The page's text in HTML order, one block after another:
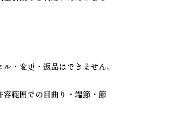
・変更・返品はできません。
範囲での目曲り・端節・節